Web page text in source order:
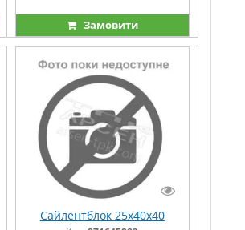
Замовити
Сайлентблок 25х40х40